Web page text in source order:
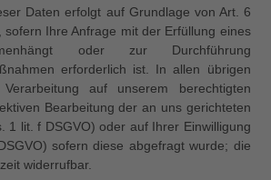
Daten erfolgt auf Grundlage von Art. 6
sofern Ihre Anfrage mit der Erfüllung eines
oder zur Durchführung
erforderlich ist. In allen übrigen
auf unserem berechtigten
Bearbeitung der an uns gerichteten
1 lit. f DSGVO) oder auf Ihrer Einwilligung
sofern diese abgefragt wurde; die
widerrufbar.